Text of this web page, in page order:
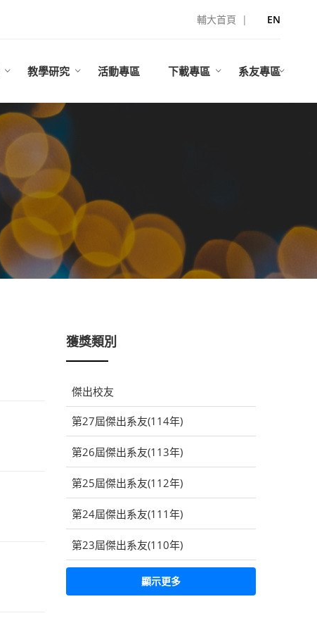
輔大首頁 | EN
教學研究 活動專區 下載專區 系友專區
獲獎類別
傑出校友
第27屆傑出系友(114年)
第26屆傑出系友(113年)
第25屆傑出系友(112年)
第24屆傑出系友(111年)
第23屆傑出系友(110年)
顯示更多